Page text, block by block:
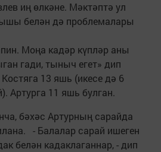
иң өлкәне. Мәктәптә ул
белән дә проблемалары
Моңа кадәр күпләр аны
гади, тыныч егет» дип
13 яшь (икесе дә 6
11 яшь булган.
бәхәс Артурның сарайда
- Балалар сарай ишеген
белән кадаклаганнар, - дип